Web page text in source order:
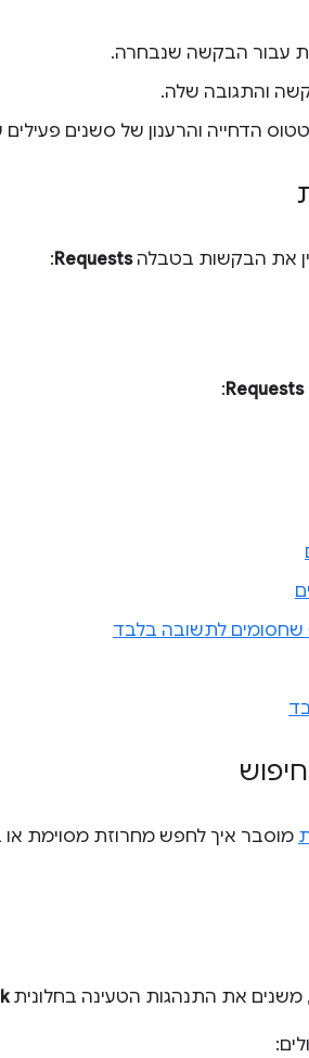
עבור הבקשה שנבחרה.
הדחייה והרענון של סשנים
את הבקשות בטבלהRequests
:
Requests
:
מוסבר איך לחפש מחרוזת מסוימת או
את התנהגות הטעינה בחלונית